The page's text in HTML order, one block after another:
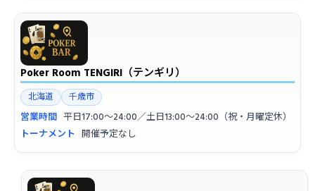
Poker Room TENGIRI（テンギリ）
北海道 千歳市
営業時間 平日17:00〜24:00／土日13:00〜24:00（祝・月曜定休）
トーナメント 開催予定なし